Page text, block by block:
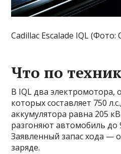
Cadillac Escalade IQL (Фото:
Что по
В IQL два
которых составляет 750
аккумулятора равна 205
разгоняют автомобиль до
Заявленный запас хода —
заряде.